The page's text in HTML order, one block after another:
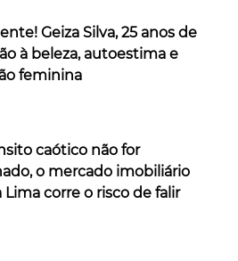
Geiza Silva, 25 anos de
à beleza, autoestima e
feminina
caótico não for
o mercado imobiliário
Lima corre o risco de falir